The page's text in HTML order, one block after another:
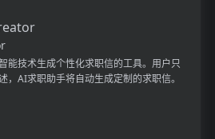
能技术生成个性化求职信的工具。用户只
，AI求职助手将自动生成定制的求职信。